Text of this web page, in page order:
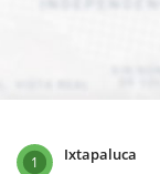
1 Ixtapaluca